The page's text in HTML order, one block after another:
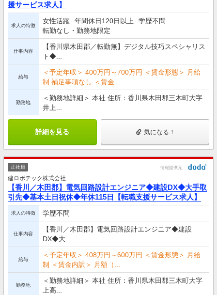
援サービス求人】
求人の特徴
女性活躍 年間休日120日以上
学歴不問
転勤なし・勤務地限定
仕事内容
【香川県木田郡／転勤無】デジタル技巧スペシャリス
ト◆...
給与
＜予定年収＞ 400万円～700万円 ＜賃金形態＞ 月給
制 補足事項なし ＜賃金...
勤務地
＜勤務地詳細＞ 本社 住所：香川県木田郡三木町大字
井上...
詳細を見る 気になる！
正社員 情報提供元
建ロボテック株式会社
【香川／木田郡】電気回路設計エンジニア◆建設DX◆大手取
引先◆基本土日祝休◆年休115日【転職支援サービス求人】
求人の特徴 学歴不問
仕事内容
【香川／木田郡】電気回路設計エンジニア◆建設
DX◆大...
給与
＜予定年収＞ 408万円～600万円 ＜賃金形態＞ 月給
制 ＜賃金内訳＞ 月額（...
勤務地
＜勤務地詳細＞ 本社 住所：香川県木田郡三木町大字
上高...